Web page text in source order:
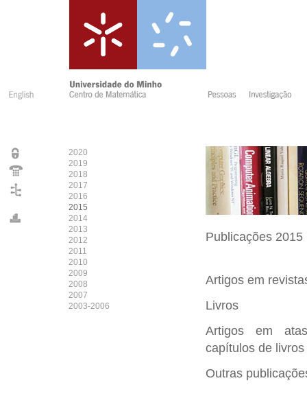
2020
2019
2018
2017
2016
2015
2014
2013
2012
2011
2010
2009
2008
2007
2003-2006
Publicações 2015
Artigos em
Livros
Artigos em
capítulos de livros
Outras